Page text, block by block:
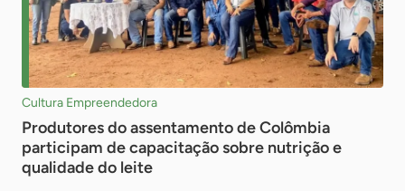
Cultura Empreendedora
Produtores do assentamento de Colômbia
participam de capacitação sobre nutrição e
qualidade do leite